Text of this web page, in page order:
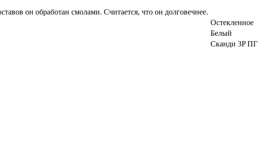
он обработан смолами. Считается, что он долговечнее.
Остекленное
Белый
Сканди 3P ПГ